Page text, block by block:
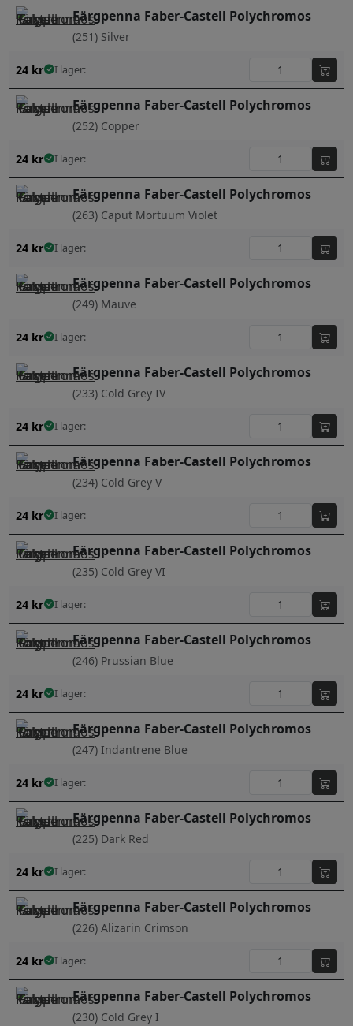
Färgpenna Faber-Castell Polychromos
(251) Silver
24 kr I lager:
Färgpenna Faber-Castell Polychromos
(252) Copper
24 kr I lager:
Färgpenna Faber-Castell Polychromos
(263) Caput Mortuum Violet
24 kr I lager:
Färgpenna Faber-Castell Polychromos
(249) Mauve
24 kr I lager:
Färgpenna Faber-Castell Polychromos
(233) Cold Grey IV
24 kr I lager:
Färgpenna Faber-Castell Polychromos
(234) Cold Grey V
24 kr I lager:
Färgpenna Faber-Castell Polychromos
(235) Cold Grey VI
24 kr I lager:
Färgpenna Faber-Castell Polychromos
(246) Prussian Blue
24 kr I lager:
Färgpenna Faber-Castell Polychromos
(247) Indantrene Blue
24 kr I lager:
Färgpenna Faber-Castell Polychromos
(225) Dark Red
24 kr I lager:
Färgpenna Faber-Castell Polychromos
(226) Alizarin Crimson
24 kr I lager:
Färgpenna Faber-Castell Polychromos
(230) Cold Grey I